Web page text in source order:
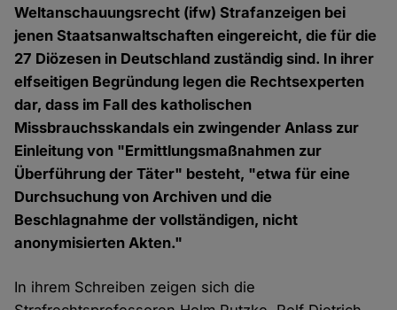
Weltanschauungsrecht (ifw) Strafanzeigen bei
jenen Staatsanwaltschaften eingereicht, die für die
27 Diözesen in Deutschland zuständig sind. In ihrer
elfseitigen Begründung legen die Rechtsexperten
dar, dass im Fall des katholischen
Missbrauchsskandals ein zwingender Anlass zur
Einleitung von "Ermittlungsmaßnahmen zur
Überführung der Täter" besteht, "etwa für eine
Durchsuchung von Archiven und die
Beschlagnahme der vollständigen, nicht
anonymisierten Akten."
In ihrem Schreiben zeigen sich die